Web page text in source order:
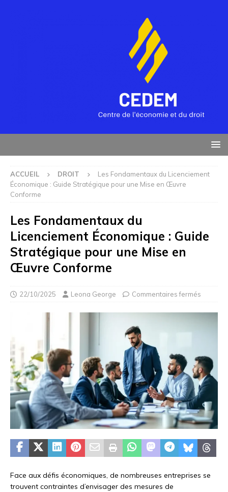
ACCUEIL DROIT
Les Fondamentaux du Licenciement
Économique : Guide Stratégique pour une Mise en Œuvre
Conforme
Les Fondamentaux du
Licenciement Économique : Guide
Stratégique pour une Mise en
Œuvre Conforme
22/10/2025 Leona George Commentaires fermés
Face aux défis économiques, de nombreuses entreprises se
trouvent contraintes d’envisager des mesures de